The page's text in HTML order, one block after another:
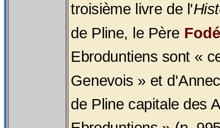
troisième livre de l'
de Pline, le Père
Ebroduntiens sont «
Genevois » et
de Pline capitale des